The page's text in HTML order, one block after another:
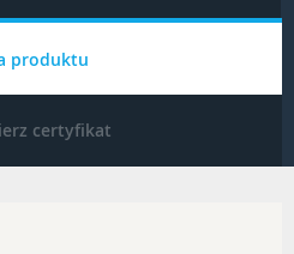
produktu
certyfikat